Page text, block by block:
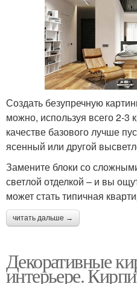
Создать безупречную
можно, используя всего 2-3
качестве базового лучше
ясенный или другой
Замените блоки со
светлой отделкой – и вы
может стать типичная
читать дальше →
Декоративные
интерьере.